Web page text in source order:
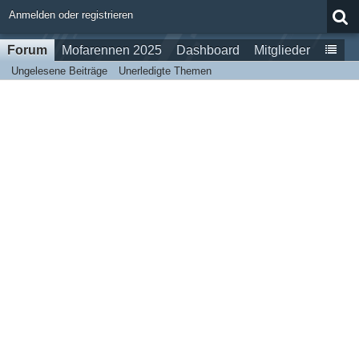
Anmelden oder registrieren
Forum Mofarennen 2025 Dashboard Mitglieder
Ungelesene Beiträge Unerledigte Themen